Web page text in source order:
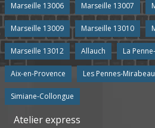
Marseille 13006 Marseille 13007
Marseille 13009 Marseille 13010
Marseille 13012 Allauch La
Aix-en-Provence Les Pennes-Mirabeau
Simiane-Collongue
Atelier express